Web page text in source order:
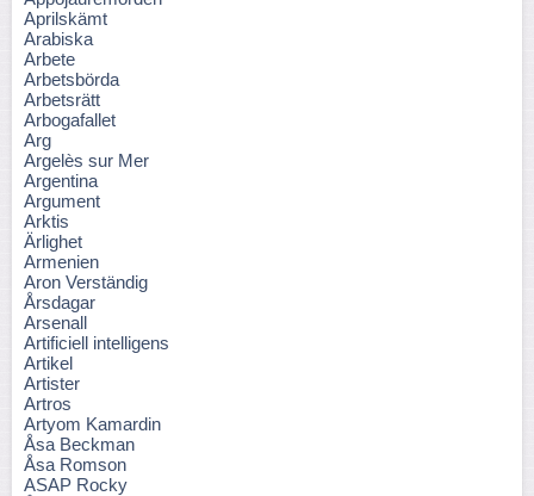
Aprilskämt
Arabiska
Arbete
Arbetsbörda
Arbetsrätt
Arbogafallet
Arg
Argelès sur Mer
Argentina
Argument
Arktis
Ärlighet
Armenien
Aron Verständig
Årsdagar
Arsenall
Artificiell intelligens
Artikel
Artister
Artros
Artyom Kamardin
Åsa Beckman
Åsa Romson
ASAP Rocky